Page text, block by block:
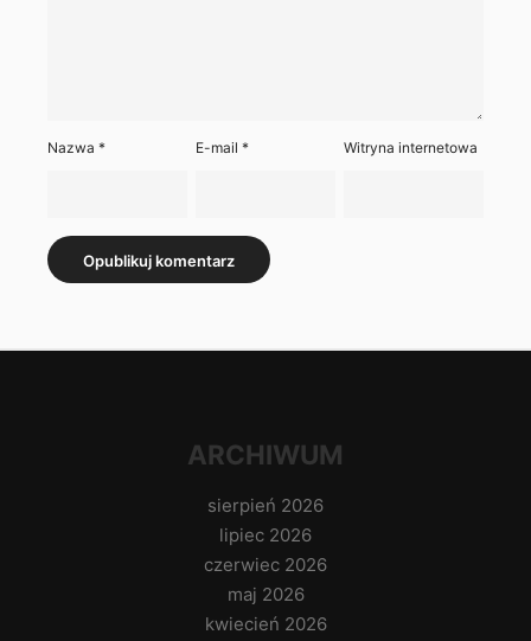
Nazwa * E-mail* Witryna internetowa
ARCHIWUM
sierpień 2026
lipiec 2026
czerwiec 2026
maj 2026
kwiecień 2026